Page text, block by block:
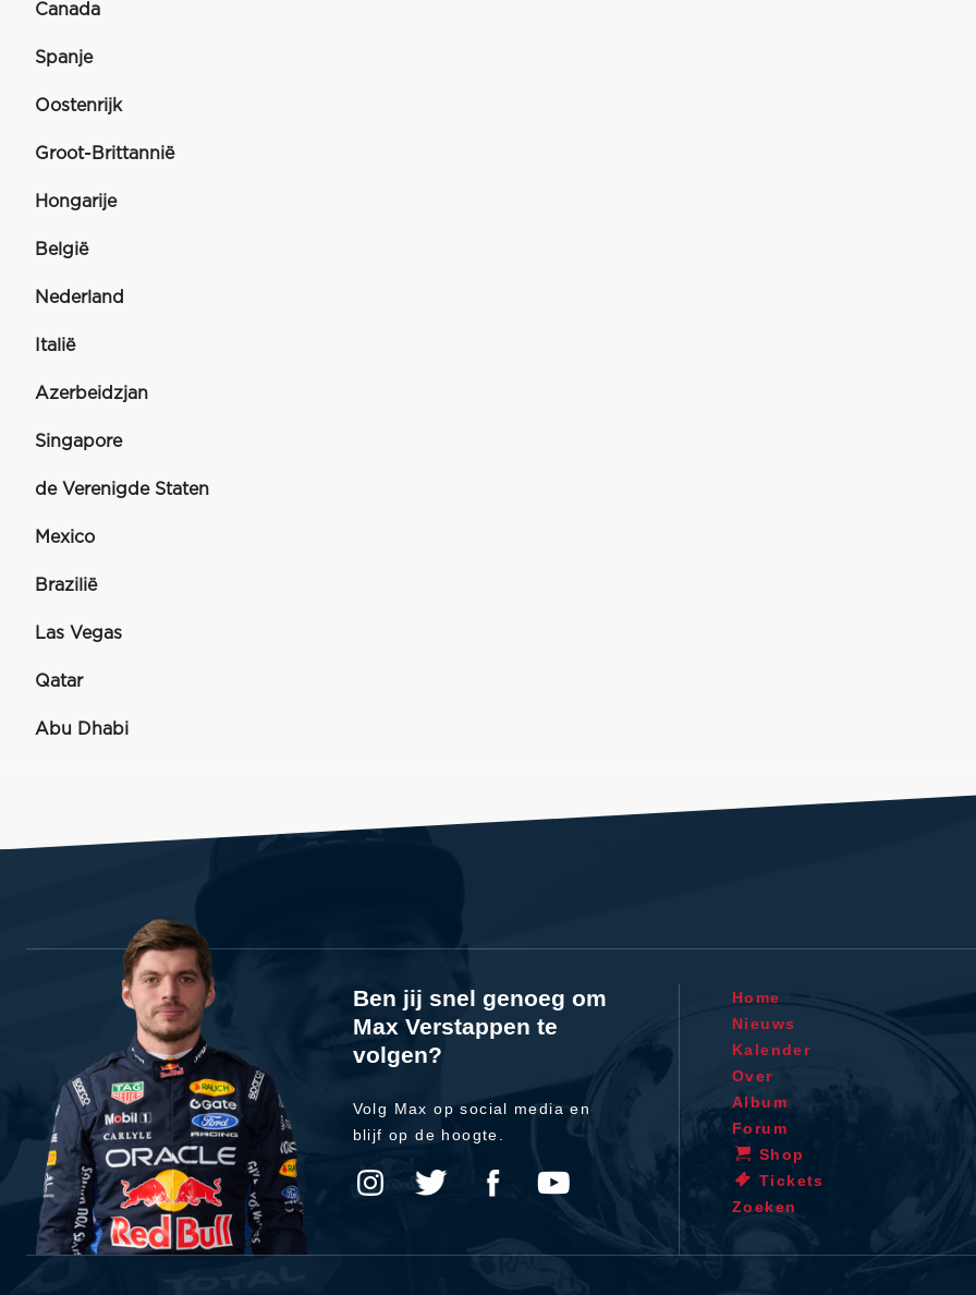
Canada
Spanje
Oostenrijk
Groot-Brittannië
Hongarije
België
Nederland
Italië
Azerbeidzjan
Singapore
de Verenigde Staten
Mexico
Brazilië
Las Vegas
Qatar
Abu Dhabi
Ben jij snel genoeg om
Max Verstappen te
volgen?
Volg Max op social media en
blijf op de hoogte.
Home
Nieuws
Kalender
Over
Album
Forum
Shop
Tickets
Zoeken